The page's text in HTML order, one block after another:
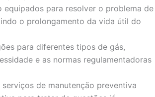
para resolver o problema de
o prolongamento da vida útil do
para diferentes tipos de gás,
e as normas regulamentadoras
serviços de manutenção preventiva